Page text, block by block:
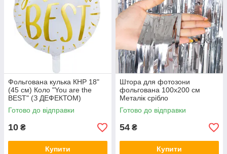
Фольгована кулька КНР 18"
(45 см) Коло "You are the
BEST" (З ДЕФЕКТОМ)
Готово до відправки
10 ₴
Купити
Штора для фотозони
фольгована 100х200 см
Металік срібло
Готово до відправки
54 ₴
Купити